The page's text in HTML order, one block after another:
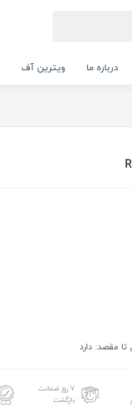
درباره ما ویترین آف
مقصد: دارد
۷ روز ضمانت
بازگشت